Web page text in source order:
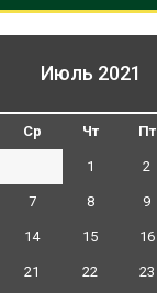
Июль 2021
Ср Чт Пт
1 2
7 8 9
14 15 16
21 22 23